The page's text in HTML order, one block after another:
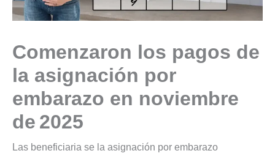
Comenzaron los pagos de
la asignación por
embarazo en noviembre
de 2025
Las beneficiaria se la asignación por embarazo